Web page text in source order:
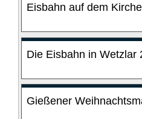
Eisbahn auf dem
Die Eisbahn in Wetzlar
Gießener